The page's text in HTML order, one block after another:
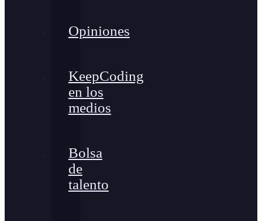
Opiniones
KeepCoding
en los
medios
Bolsa
de
talento